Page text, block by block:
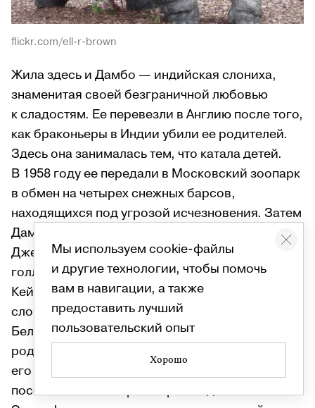
flickr.com/ell-r-brown
Жила здесь и Дамбо — индийская слониха,
знаменитая своей безграничной любовью
к сладостям. Ее перевезли в Англию после того,
как браконьеры в Индии убили ее родителей.
Здесь она занималась тем, что катала детей.
В 1958 году ее передали в Московский зоопарк
в обмен на четырех снежных барсов,
находящихся под угрозой исчезновения. Затем
Дамбо попала к цирковой артистке Долли
Джейкобс, а после была продана
голливудскому цирковому продюсеру Полу В.
Кейе и жила в Калифорнии с тремя другими
слонами.
Белый медведь Брумас был первым, кто
родился и вырос в зоопарке. Через год после
его рождения, в 1950-м году, количество
посетителей зоопарка выросло до 3 000 000.
Мы используем cookie-файлы
и другие технологии, чтобы помочь
вам в навигации, а также
предоставить лучший
пользовательский опыт
Хорошо